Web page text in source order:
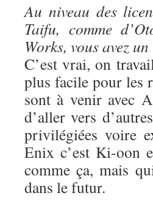
Au niveau des
Taifu, comme
Works, vous avez
C’est vrai, on
plus facile pour les
sont à venir avec
d’aller vers
privilégiées voire
Enix c’est Ki-oon
comme ça, mais
dans le futur.